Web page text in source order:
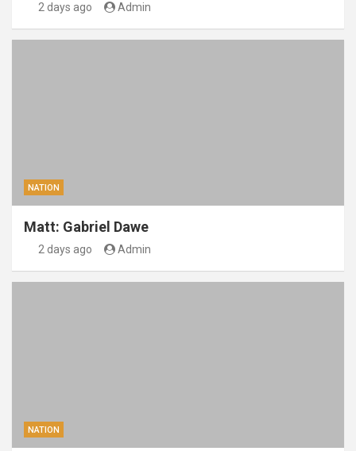
2 days ago Admin
NATION
Matt: Gabriel Dawe
2 days ago Admin
NATION